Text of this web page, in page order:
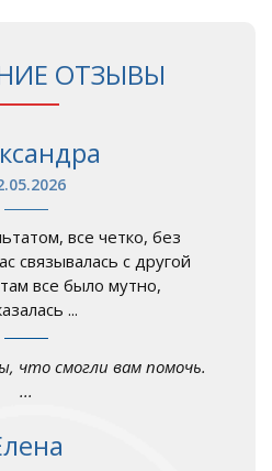
ОТЗЫВЫ
все четко, без
связывалась с другой
все было мутно,
...
что смогли вам помочь.
...